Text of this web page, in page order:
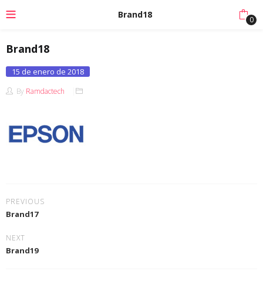
Brand18 0
Brand18
Posted
15 de enero de 2018
By Ramdactech
PREVIOUS
Brand17
NEXT
Brand19